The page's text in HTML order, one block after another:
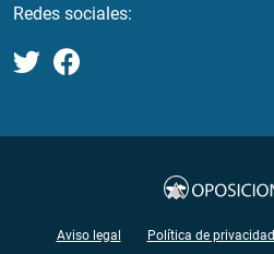
Redes sociales:
Aviso legal Política de privacidad